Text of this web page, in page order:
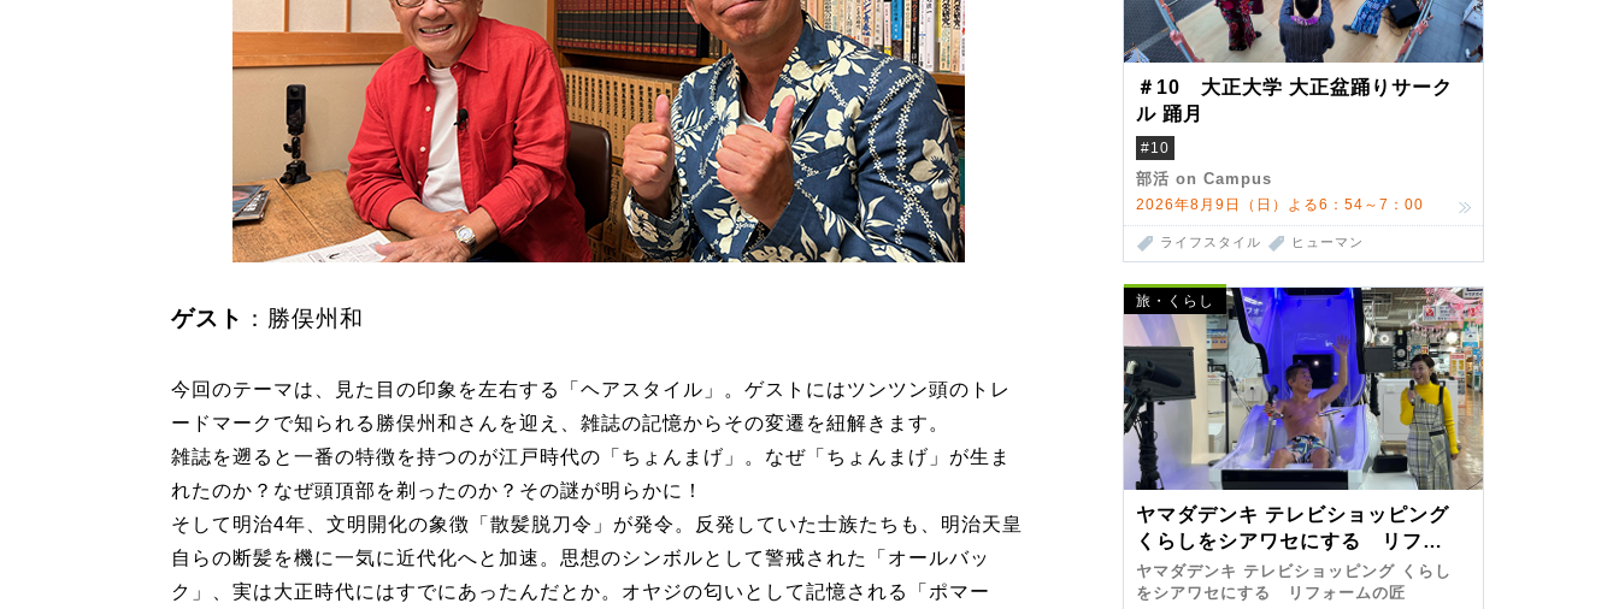
＃10 大正大学 大正盆踊りサーク
ル 踊月
#10
部活 on Campus
2026年8月9日（日）よる6：54～7：00
ライフスタイル ヒューマン
旅・くらし
ヤマダデンキ テレビショッピング
くらしをシアワセにする リフォ
ームの匠 第7弾
ヤマダデンキ テレビショッピング くらし
をシアワセにする リフォームの匠
ゲスト ：勝俣州和
今回のテーマは、見た目の印象を左右する「ヘアスタイル」。ゲストにはツンツン頭のトレ
ードマークで知られる勝俣州和さんを迎え、雑誌の記憶からその変遷を紐解きます。
雑誌を遡ると一番の特徴を持つのが江戸時代の「ちょんまげ」。なぜ「ちょんまげ」が生ま
れたのか？なぜ頭頂部を剃ったのか？その謎が明らかに！
そして明治4年、文明開化の象徴「散髪脱刀令」が発令。反発していた士族たちも、明治天皇
自らの断髪を機に一気に近代化へと加速。思想のシンボルとして警戒された「オールバッ
ク」、実は大正時代にはすでにあったんだとか。オヤジの匂いとして記憶される「ポマー